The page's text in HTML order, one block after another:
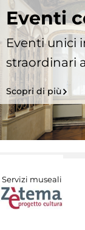
Eventi
Eventi unici
straordinari
Scopri di più
Servizi museali